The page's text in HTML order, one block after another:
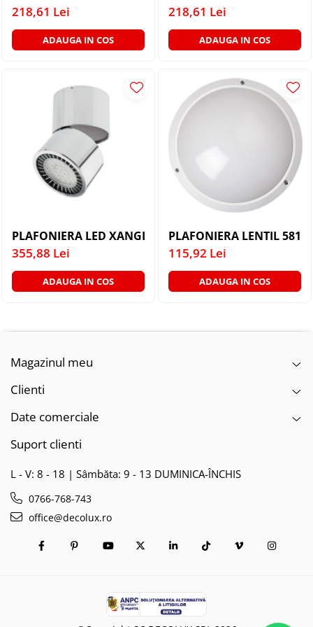
PLAFONIERE MODERNE
VEIOZE MODERNE
LAMPADARE MODERNE
APLICE CU LED
MINI SPOTURI MAGNETICE &
ACCESORII
LAMPADARE CU LED
SUSPENSII VINTAGE
PLAFONIERE VINTAGE
ACCESORII & CABLU VINTAGE
SUSPENSII COPII
LAMPI BAIE
LAMPADARE CRISTAL
VEIOZA VINTAGE
218,61 Lei
ADAUGA IN COS
218,61 Lei
ADAUGA IN COS
PLAFONIERA LED XANGLE ORIENTABILA AR111 IP20
355,88 Lei
ADAUGA IN COS
PLAFONIERA LENTIL
115,92 Lei
ADAUGA IN COS
Magazinul meu
Clienti
Date comerciale
Suport clienti
L - V: 8 - 18 | Sâmbăta: 9 - 13 DUMINICA-ÎNCHIS
0766-768-743
office@decolux.ro